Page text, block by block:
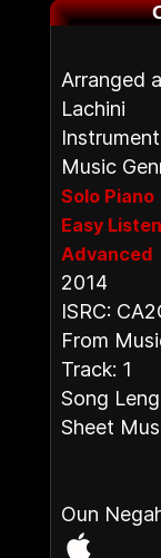
Arranged
Lachini
Music
Solo Piano
Easy
Advanced
2014
ISRC:
From
Track: 1
Song
Sheet
Oun